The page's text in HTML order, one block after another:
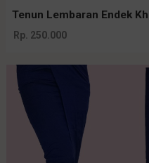
Tenun Lembaran Endek
Rp. 250.000